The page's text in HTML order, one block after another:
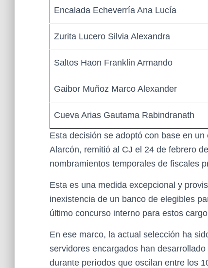
Encalada Echeverría Ana Lucía
Zurita Lucero Silvia Alexandra
Saltos Haon Franklin Armando
Gaibor Muñoz Marco Alexander
Cueva Arias Gautama Rabindranath
Esta decisión se adoptó con base en
Alarcón, remitió al CJ el 24 de febrero
nombramientos temporales de fiscales
Esta es una medida excepcional y
inexistencia de un banco de elegibles
último concurso interno para estos
En ese marco, la actual selección ha
servidores encargados han
durante períodos que oscilan entre los